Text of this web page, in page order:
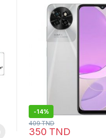
-14%
350 TND
409TND